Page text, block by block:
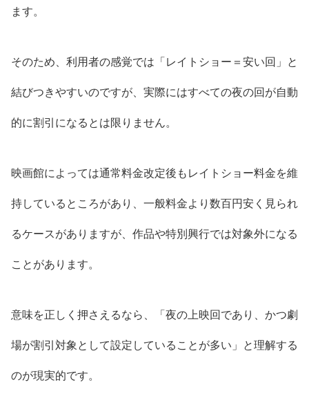
ます。
そのため、利用者の感覚では「レイトショー＝安い回」と
結びつきやすいのですが、実際にはすべての夜の回が自動
的に割引になるとは限りません。
映画館によっては通常料金改定後もレイトショー料金を維
持しているところがあり、一般料金より数百円安く見られ
るケースがありますが、作品や特別興行では対象外になる
ことがあります。
意味を正しく押さえるなら、「夜の上映回であり、かつ劇
場が割引対象として設定していることが多い」と理解する
のが現実的です。